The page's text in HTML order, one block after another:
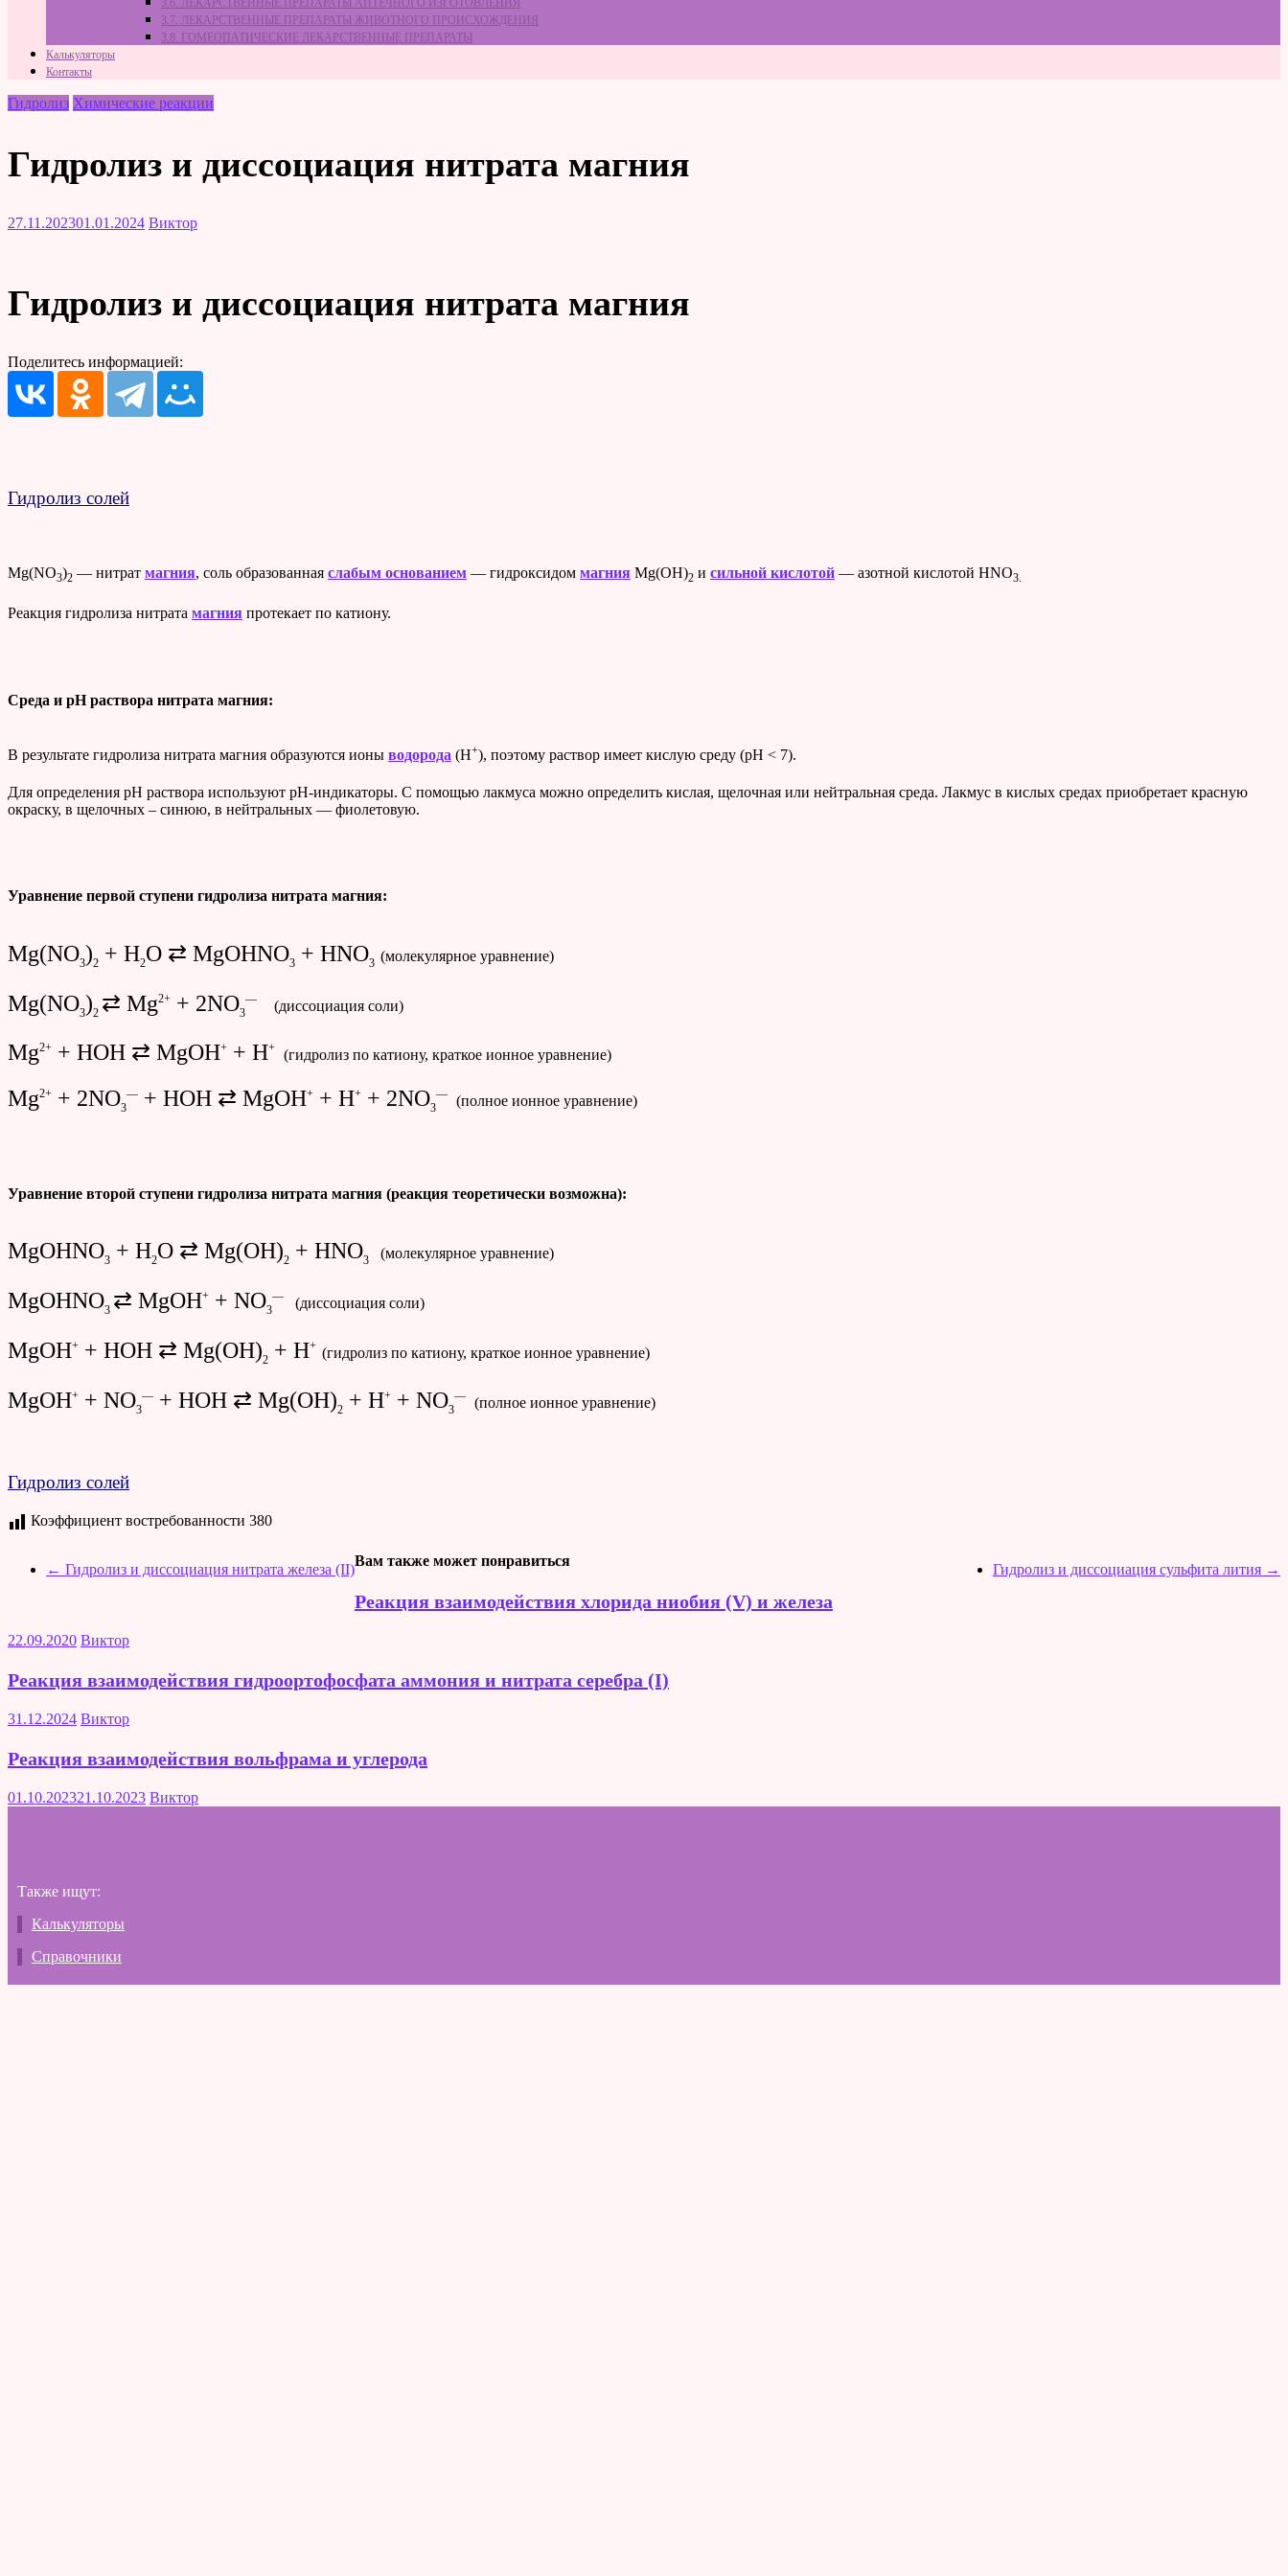
3.6. ЛЕКАРСТВЕННЫЕ ПРЕПАРАТЫ АПТЕЧНОГО ИЗГОТОВЛЕНИЯ
3.7. ЛЕКАРСТВЕННЫЕ ПРЕПАРАТЫ ЖИВОТНОГО ПРОИСХОЖДЕНИЯ
3.8. ГОМЕОПАТИЧЕСКИЕ ЛЕКАРСТВЕННЫЕ ПРЕПАРАТЫ
Калькуляторы
Контакты
Гидролиз Химические реакции
Гидролиз и диссоциация нитрата магния
27.11.202301.01.2024 Виктор
Гидролиз и диссоциация нитрата магния
Поделитесь информацией:
Гидролиз солей
Mg(NO3)2 — нитрат магния, соль образованная слабым основанием — гидроксидом магния Mg(OH)2 и сильной кислотой — азотной кислотой HNO3.
Реакция гидролиза нитрата магния протекает по катиону.
Среда и pH раствора нитрата магния:
В результате гидролиза нитрата магния образуются ионы водорода (H+), поэтому раствор имеет кислую среду (pH < 7).
Для определения pH раствора используют pH-индикаторы. С помощью лакмуса можно определить кислая, щелочная или нейтральная среда. Лакмус в кислых средах приобретает красную
окраску, в щелочных – синюю, в нейтральных — фиолетовую.
Уравнение первой ступени гидролиза нитрата магния:
Mg(NO3)2 + H2O ⇄ MgOHNO3 + HNO3 (молекулярное уравнение)
Mg(NO3)2 ⇄ Mg2+ + 2NO3
— (диссоциация соли)
Mg2+ + HOH ⇄ MgOH+ + H+ (гидролиз по катиону, краткое ионное уравнение)
Mg2+ + 2NO3
— + HOH ⇄ MgOH+ + H+ + 2NO3
— (полное ионное уравнение)
Уравнение второй ступени гидролиза нитрата магния (реакция теоретически возможна):
MgOHNO3 + H2O ⇄ Mg(OH)2 + HNO3 (молекулярное уравнение)
MgOHNO3 ⇄ MgOH+ + NO3
— (диссоциация соли)
MgOH+ + HOH ⇄ Mg(OH)2 + H+ (гидролиз по катиону, краткое ионное уравнение)
MgOH+ + NO3
— + HOH ⇄ Mg(OH)2 + H+ + NO3
— (полное ионное уравнение)
Гидролиз солей
Коэффициент востребованности 380
← Гидролиз и диссоциация нитрата железа (II) Гидролиз и диссоциация сульфита лития →
Вам также может понравиться
Реакция взаимодействия хлорида ниобия (V) и железа
22.09.2020 Виктор
Реакция взаимодействия гидроортофосфата аммония и нитрата серебра (I)
31.12.2024 Виктор
Реакция взаимодействия вольфрама и углерода
01.10.202321.10.2023 Виктор
Также ищут:
Калькуляторы
Справочники